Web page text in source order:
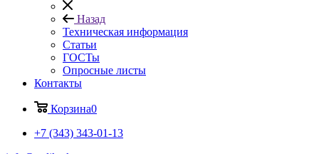
Назад
Техническая информация
Статьи
ГОСТы
Опросные листы
Контакты
Корзина0
+7 (343) 343-01-13